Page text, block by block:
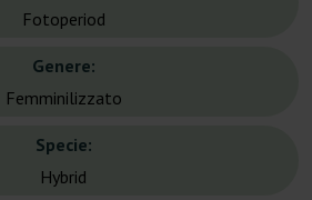
Fotoperiod
Genere:
Femminilizzato
Specie:
Hybrid